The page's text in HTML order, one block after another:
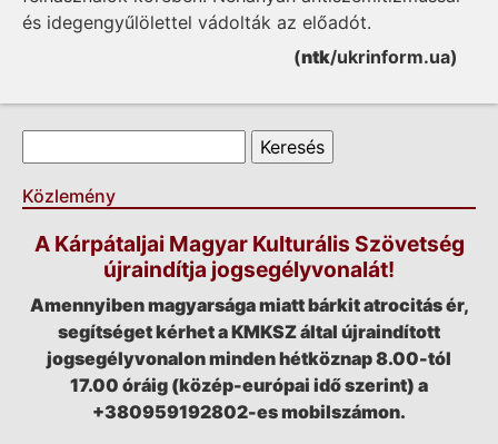
és idegengyűlölettel vádolták az előadót.
(ntk/ukrinform.ua)
Keresés űrlap
Keresés
Közlemény
A Kárpátaljai Magyar Kulturális Szövetség
újraindítja jogsegélyvonalát!
Amennyiben magyarsága miatt bárkit atrocitás ér,
segítséget kérhet a KMKSZ által újraindított
jogsegélyvonalon minden hétköznap 8.00-tól
17.00 óráig (közép-európai idő szerint) a
+380959192802-es mobilszámon.